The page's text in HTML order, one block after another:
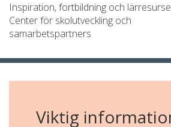
Inspiration, fortbildning och
Center för skolutveckling och
samarbetspartners
Viktig